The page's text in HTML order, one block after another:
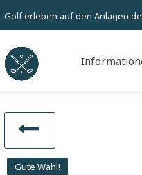
Golf erleben auf den Anlagen
Gute Wahl!